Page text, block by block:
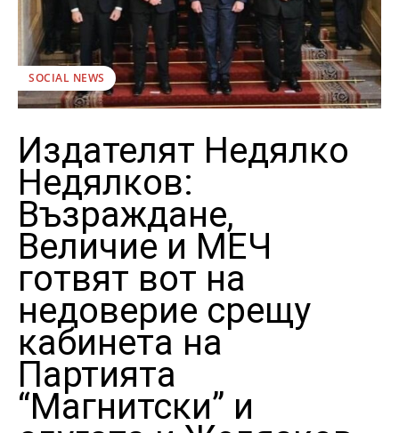
SOCIAL NEWS
Издателят Недялко
Недялков:
Възраждане,
Величие и МЕЧ
готвят вот на
недоверие срещу
кабинета на
Партията
“Магнитски” и